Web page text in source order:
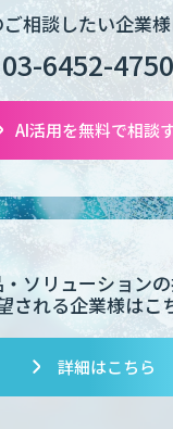
相談したい企業
03-6452-4750
AI活用を無料で相談
ソリューション
される企業様はこ
詳細はこちら